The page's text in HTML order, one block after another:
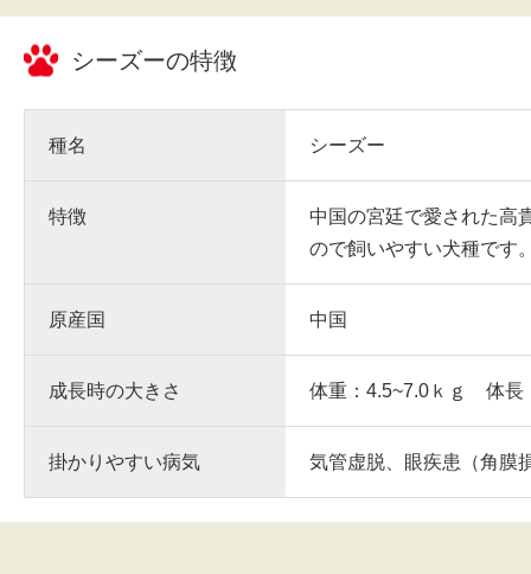
シーズーの特徴
種名 シーズー
特徴
中国の宮廷で愛された高
ので飼いやすい犬種です
原産国 中国
成長時の大きさ 体重：4.5~7.0ｋｇ 体
掛かりやすい病気 気管虚脱、眼疾患（角膜